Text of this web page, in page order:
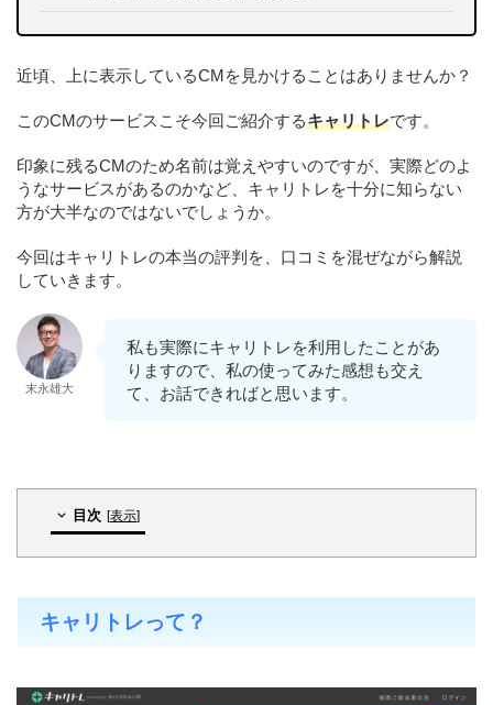
近頃、上に表示しているCMを見かけることはありませんか？
このCMのサービスこそ今回ご紹介するキャリトレです。
印象に残るCMのため名前は覚えやすいのですが、実際どのよ
うなサービスがあるのかなど、キャリトレを十分に知らない
方が大半なのではないでしょうか。
今回はキャリトレの本当の評判を、口コミを混ぜながら解説
していきます。
末永雄大
私も実際にキャリトレを利用したことがあ
りますので、私の使ってみた感想も交え
て、お話できればと思います。
目次 [表示]
キャリトレって？